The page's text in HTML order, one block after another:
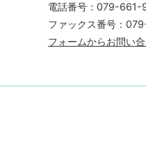
電話番号：079-661-
ファックス番号：
フォームからお問い